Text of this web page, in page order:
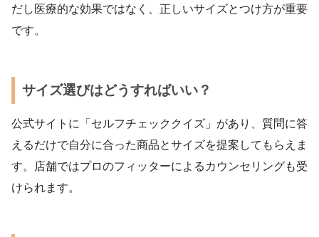
だし医療的な効果ではなく、正しいサイズとつけ方が重要
です。
サイズ選びはどうすればいい？
公式サイトに「セルフチェッククイズ」があり、質問に答
えるだけで自分に合った商品とサイズを提案してもらえま
す。店舗ではプロのフィッターによるカウンセリングも受
けられます。